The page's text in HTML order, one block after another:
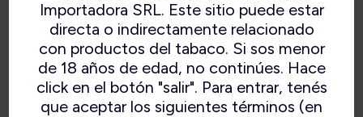
Importadora SRL. Este sitio puede estar
directa o indirectamente relacionado
con productos del tabaco. Si sos menor
de 18 años de edad, no continúes. Hace
click en el botón "salir". Para entrar, tenés
que aceptar los siguientes términos (en
50 Filtros x bolsa.
Diám. 6mm. Long. 28mm.
Con Carbón de Coco.
Reutilizables. Puntas de papel.